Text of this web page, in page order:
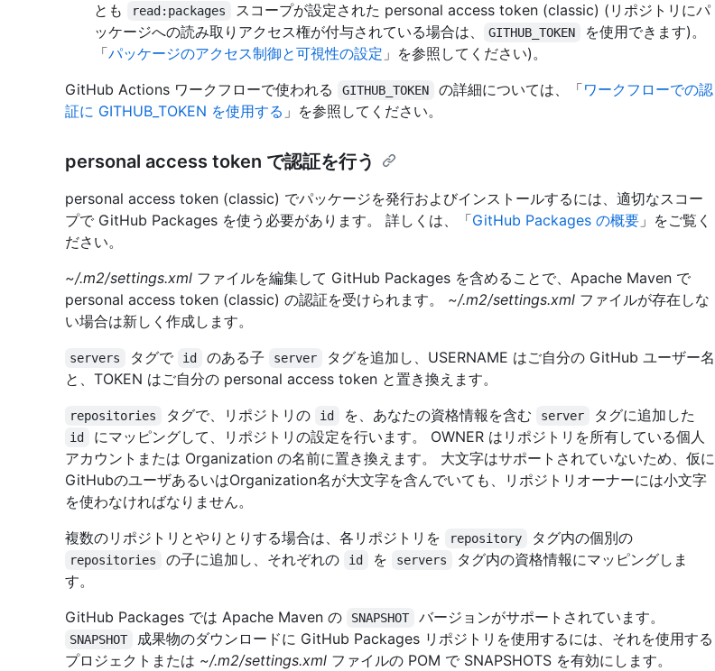
とも
read:packages
スコープが設定された personal access token (classic) (リポジトリにパ
ッケージへの読み取りアクセス権が付与されている場合は、
GITHUB_TOKEN
を使用できます)。
「パッケージのアクセス制御と可視性の設定 」を参照してください)。
GitHub Actions ワークフローで使われる
GITHUB_TOKEN の詳細については、「ワークフローでの認
証に GITHUB_TOKEN を使用する 」を参照してください。
personal access token で認証を行う
personal access token (classic) でパッケージを発行およびインストールするには、適切なスコー
プで GitHub Packages を使う必要があります。 詳しくは、「GitHub Packages の概要 」をご覧く
ださい。
~/.m2/settings.xml ファイルを編集して GitHub Packages を含めることで、Apache Maven で
personal access token (classic) の認証を受けられます。 ~/.m2/settings.xml ファイルが存在しな
い場合は新しく作成します。
servers タグで id のある子 server
タグを追加し、USERNAME はご自分の GitHub ユーザー名
と、TOKEN はご自分の personal access token と置き換えます。
repositories タグで、リポジトリの id を、あなたの資格情報を含む server タグに追加した
id
にマッピングして、リポジトリの設定を行います。 OWNER はリポジトリを所有している個人
アカウントまたは Organization の名前に置き換えます。 大文字はサポートされていないため、仮に
GitHubのユーザあるいはOrganization名が大文字を含んでいても、リポジトリオーナーには小文字
を使わなければなりません。
複数のリポジトリとやりとりする場合は、各リポジトリを
repository タグ内の個別の
repositories の子に追加し、それぞれの id を servers
タグ内の資格情報にマッピングしま
す。
GitHub Packages では Apache Maven の
SNAPSHOT バージョンがサポートされています。
SNAPSHOT
成果物のダウンロードに GitHub Packages リポジトリを使用するには、それを使用する
プロジェクトまたは ~/.m2/settings.xml ファイルの POM で SNAPSHOTS を有効にします。